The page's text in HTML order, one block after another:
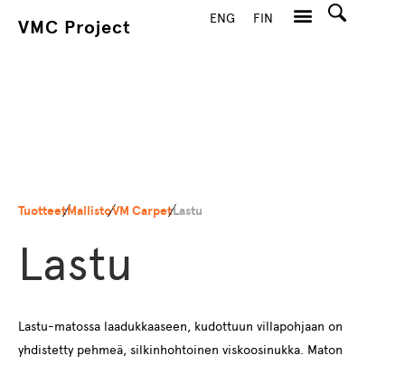
VMC Project ENG FIN
TuotteetMallistoVM CarpetLastu
Lastu
Lastu-matossa laadukkaaseen, kudottuun villapohjaan on
yhdistetty pehmeä, silkinhohtoinen viskoosinukka. Maton